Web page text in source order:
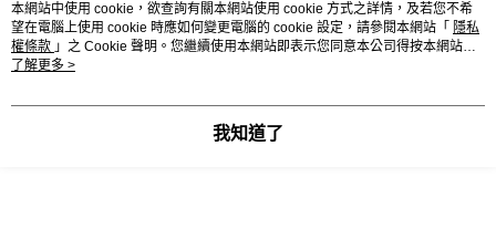
熱門標籤
本網站中使用 cookie，欲查詢有關本網站使用 cookie 方式之詳情，及若您不希
望在電腦上使用 cookie 時應如何變更電腦的 cookie 設定，請參閱本網站「 隱私
權條款 」之 Cookie 聲明。您繼續使用本網站即表示您同意本公司得按本網站使
用條款之 Cookie 聲明使用 cookie。
了解更多 >
我知道了